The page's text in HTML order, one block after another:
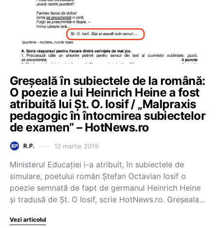
Greșeală în subiectele de la română:
O poezie a lui Heinrich Heine a fost
atribuită lui Șt. O. Iosif / „Malpraxis
pedagogic în întocmirea subiectelor
de examen” – HotNews.ro
R.P. 12 martie 2019
Ministerul Educației i-a atribuit, în subiectele de
simulare, poetului român Ștefan Octavian Iosif o
poezie semnată de fapt de germanul Heinrich Heine
și tradusă de Șt. O Iosif, scrie HotNews.ro. Greșeala…
Vezi articolul